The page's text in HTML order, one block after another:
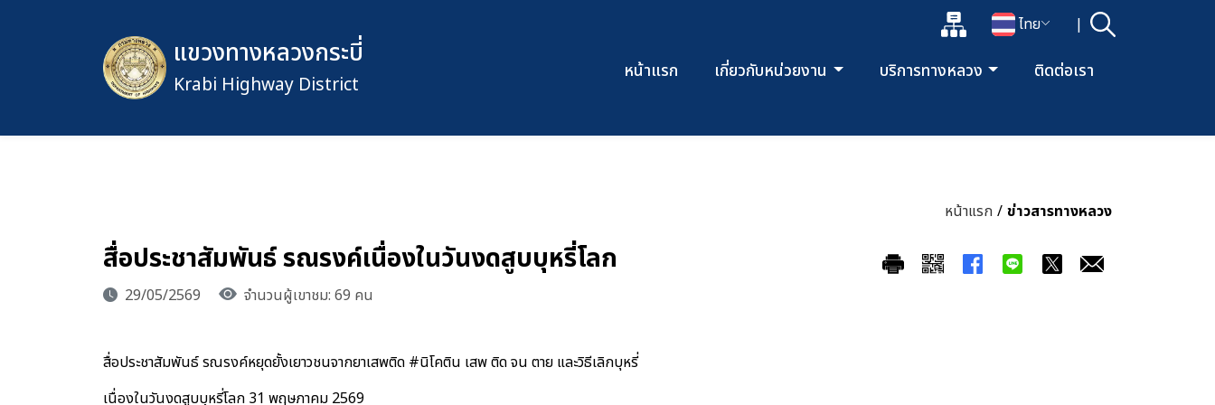
แผนผังเว็บไซต์
เปลี่ยนภาษา
ไทย | ค้นหา
เปิดกล่องค้นหาข้อมูลหลักของเว็บไซต์
แขวงทางหลวงกระบี่
Krabi Highway District
หน้าแรก เกี่ยวกับหน่วยงาน บริการทางหลวง ติดต่อเรา
หน้าแรก / ข่าวสารทางหลวง
สื่อประชาสัมพันธ์ รณรงค์เนื่องในวันงดสูบบุหรี่โลก
29/05/2569 จำนวนผู้เขาชม: 69 คน
สื่อประชาสัมพันธ์ รณรงค์หยุดยั้งเยาวชนจากยาเสพติด #นิโคติน เสพ ติด จน ตาย และวิธีเลิกบุหรี่
เนื่องในวันงดสูบบุหรี่โลก 31 พฤษภาคม 2569